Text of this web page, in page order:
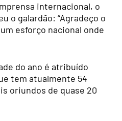
internacional, o
o galardão: “Agradeço o
esforço nacional onde
do ano é atribuído
tem atualmente 54
oriundos de quase 20